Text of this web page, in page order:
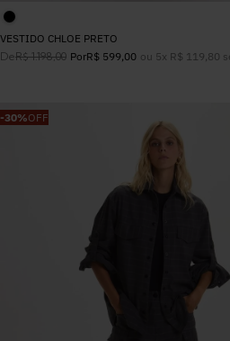
VESTIDO CHLOE PRETO
DeR$ 1.198,00 PorR$ 599,00 ou 5x R$ 119 80
-30%OFF